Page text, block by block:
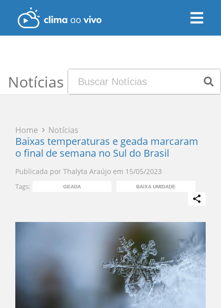
Notícias
Home Notícias
Baixas temperaturas e geada marcaram
o final de semana no Sul do Brasil
Publicada por Thalyta Araújo em 15/05/2023
Tags: GEADA BAIXA UMIDADE